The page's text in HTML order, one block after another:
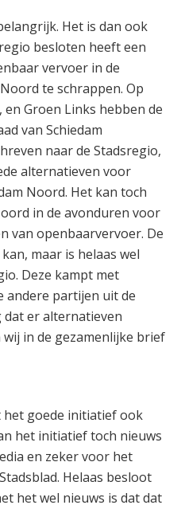
Het is dan ook
besloten heeft een
vervoer in de
te schrappen. Op
en Groen Links hebben de
van Schiedam
naar de Stadsregio,
alternatieven voor
Noord. Het kan toch
in de avonduren voor
van openbaarvervoer. De
maar is helaas wel
Deze kampt met
andere partijen uit de
dat er alternatieven
in de gezamenlijke brief
het goede initiatief ook
het initiatief toch nieuws
en zeker voor het
Helaas besloot
het wel nieuws is dat dat